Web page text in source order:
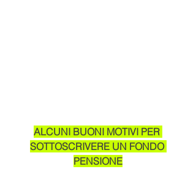
ALCUNI BUONI MOTIVI PER
SOTTOSCRIVERE UN FONDO
PENSIONE